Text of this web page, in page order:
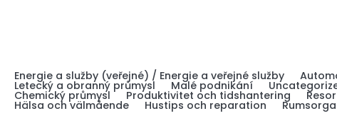
Energie a služby (veřejné) / Energie a veřejné služby
Letecký a obranný průmysl Malé podnikání
Chemický průmysl Produktivitet och tidshantering
Hälsa och välmående Hustips och reparation